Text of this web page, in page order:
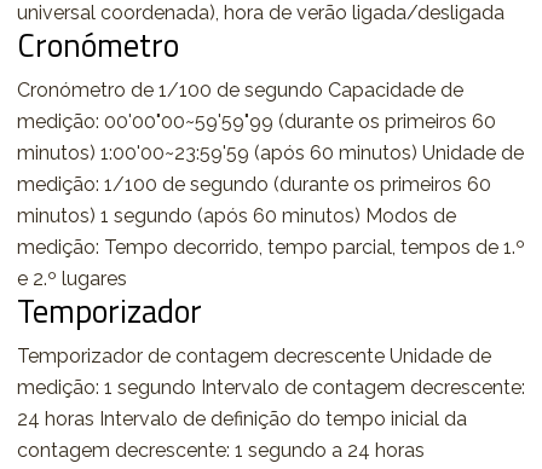
universal coordenada), hora de verão ligada/desligada
Cronómetro
Cronómetro de 1/100 de segundo Capacidade de
medição: 00'00"00~59'59"99 (durante os primeiros 60
minutos) 1:00'00~23:59'59 (após 60 minutos) Unidade de
medição: 1/100 de segundo (durante os primeiros 60
minutos) 1 segundo (após 60 minutos) Modos de
medição: Tempo decorrido, tempo parcial, tempos de 1.º
e 2.º lugares
Temporizador
Temporizador de contagem decrescente Unidade de
medição: 1 segundo Intervalo de contagem decrescente:
24 horas Intervalo de definição do tempo inicial da
contagem decrescente: 1 segundo a 24 horas